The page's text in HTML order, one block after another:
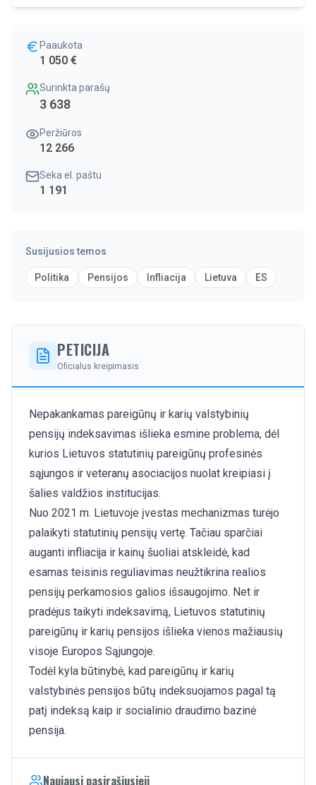
Paaukota
1 050 €
Surinkta parašų
3 638
Peržiūros
12 266
Seka el. paštu
1 191
Susijusios temos
Politika Pensijos Infliacija Lietuva ES
PETICIJA
Oficialus kreipimasis
Nepakankamas pareigūnų ir karių valstybinių
pensijų indeksavimas išlieka esmine problema, dėl
kurios Lietuvos statutinių pareigūnų profesinės
sąjungos ir veteranų asociacijos nuolat kreipiasi į
šalies valdžios institucijas.
Nuo 2021 m. Lietuvoje įvestas mechanizmas turėjo
palaikyti statutinių pensijų vertę. Tačiau sparčiai
auganti infliacija ir kainų šuoliai atskleidė, kad
esamas teisinis reguliavimas neužtikrina realios
pensijų perkamosios galios išsaugojimo. Net ir
pradėjus taikyti indeksavimą, Lietuvos statutinių
pareigūnų ir karių pensijos išlieka vienos mažiausių
visoje Europos Sąjungoje.
Todėl kyla būtinybė, kad pareigūnų ir karių
valstybinės pensijos būtų indeksuojamos pagal tą
patį indeksą kaip ir socialinio draudimo bazinė
pensija.
Naujausi pasirašiusieji